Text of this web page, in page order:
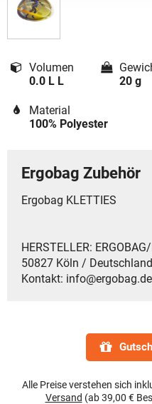
Volumen
0.0 L L
20 g
Material
100% Polyester
Ergobag Zubehör
Ergobag KLETTIES
HERSTELLER:
50827 Köln / Deutschland
Kontakt:
Alle Preise verstehen sich
Versand (ab 39,00 €